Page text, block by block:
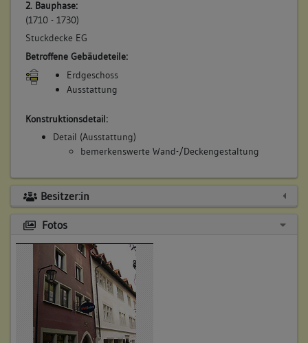
2. Bauphase:
(1710 - 1730)
Stuckdecke EG
Betroffene Gebäudeteile:
Erdgeschoss
Ausstattung
Konstruktionsdetail:
Detail (Ausstattung)
bemerkenswerte Wand-/Deckengestaltung
Besitzer:in
Fotos